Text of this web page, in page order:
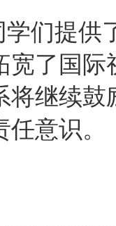
学们提供
宽了国
将继续
意识。